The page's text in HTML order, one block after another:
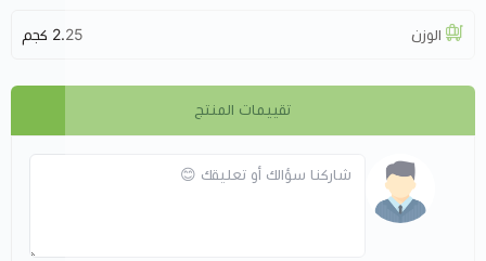
الوزن 2.25 كجم
تقييمات المنتج